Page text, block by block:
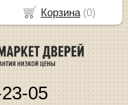
05
Корзина(0)